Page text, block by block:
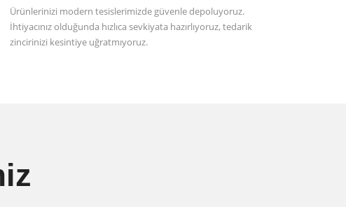
Ürünlerinizi modern tesislerimizde güvenle depoluyoruz.
İhtiyacınız olduğunda hızlıca sevkiyata hazırlıyoruz, tedarik
zincirinizi kesintiye uğratmıyoruz.